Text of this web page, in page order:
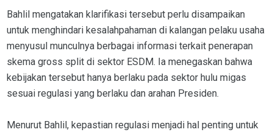
Bahlil mengatakan klarifikasi tersebut perlu disampaikan
untuk menghindari kesalahpahaman di kalangan pelaku usaha
menyusul munculnya berbagai informasi terkait penerapan
skema gross split di sektor ESDM. Ia menegaskan bahwa
kebijakan tersebut hanya berlaku pada sektor hulu migas
sesuai regulasi yang berlaku dan arahan Presiden.
Menurut Bahlil, kepastian regulasi menjadi hal penting untuk